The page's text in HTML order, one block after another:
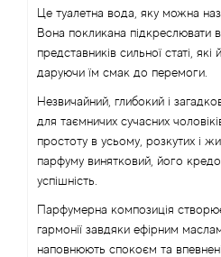
Це туалетна вода, яку можна
Вона покликана підкреслювати
представників сильної статі,
даруючи їм смак до перемоги.
Незвичайний, глибокий і
для таємничих сучасних
простоту в усьому, розкутих і
парфуму винятковий, його кредо
успішність.
Парфумерна композиція
гармонії завдяки ефірним
наповнюють спокоєм та